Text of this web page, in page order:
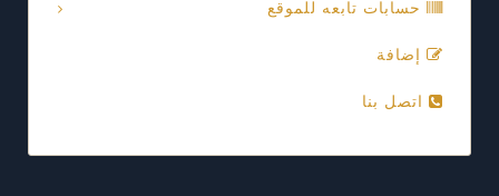
حسابات تابعه للموقع
إضافة
اتصل بنا